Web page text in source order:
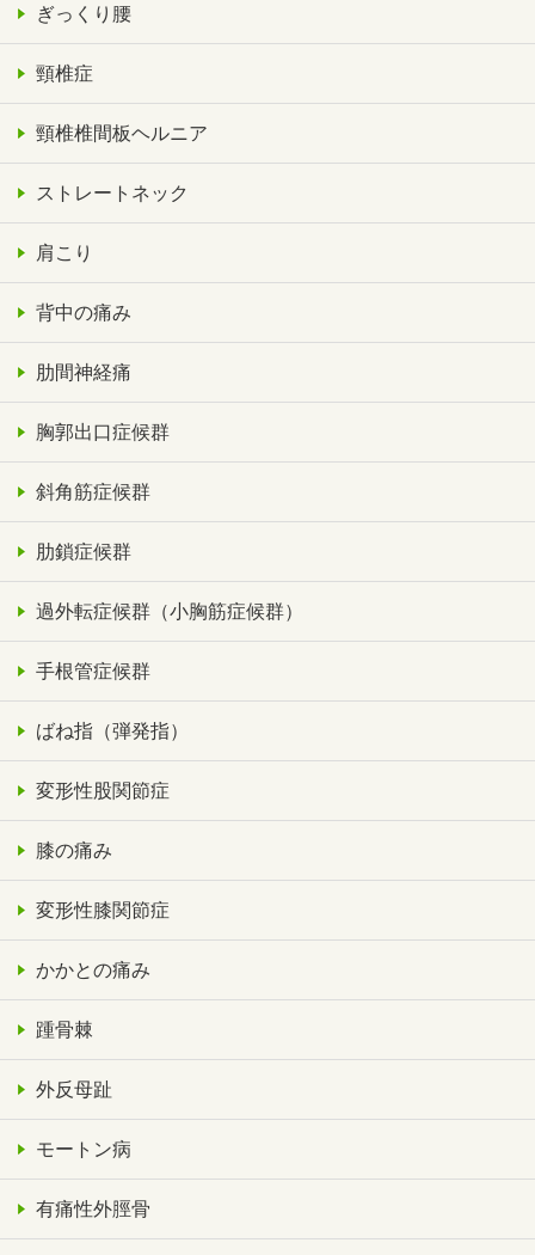
ぎっくり腰
頸椎症
頸椎椎間板ヘルニア
ストレートネック
肩こり
背中の痛み
肋間神経痛
胸郭出口症候群
斜角筋症候群
肋鎖症候群
過外転症候群（小胸筋症候群）
手根管症候群
ばね指（弾発指）
変形性股関節症
膝の痛み
変形性膝関節症
かかとの痛み
踵骨棘
外反母趾
モートン病
有痛性外脛骨